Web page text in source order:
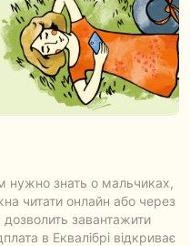
нужно знать о мальчиках,
читати онлайн або через
завантажити
в Еквалібрі відкриває